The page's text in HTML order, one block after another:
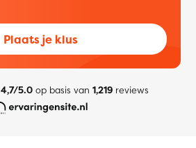
Plaats je klus
4,7/5.0op basis van 1,219reviews